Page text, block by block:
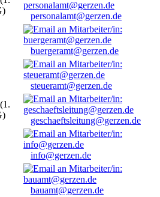
personalamt@gerzen.de
buergeramt@gerzen.de
steueramt@gerzen.de
geschaeftsleitung@gerzen.de
info@gerzen.de
bauamt@gerzen.de